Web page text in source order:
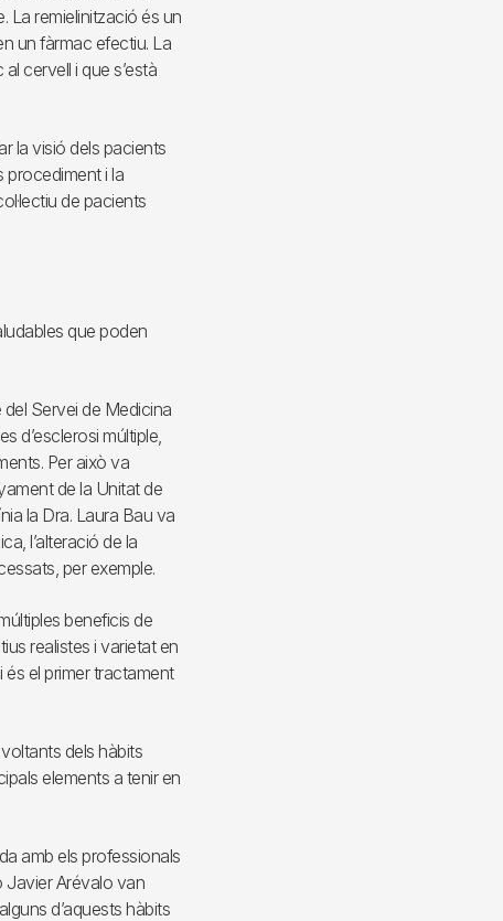
La remielinització és un
un fàrmac efectiu. La
cervell i que s’està
la visió dels pacients
procediment i la
de pacients
que poden
Servei de Medicina
d’esclerosi múltiple,
Per això va
de la Unitat de
la Dra. Laura Bau va
l’alteració de la
per exemple.
beneficis de
realistes i varietat en
és el primer tractament
dels hàbits
elements a tenir en
amb els professionals
Javier Arévalo van
d’aquests hàbits